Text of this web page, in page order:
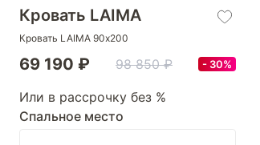
Кровать LAIMA
Кровать LAIMA 90х200
69 190 ₽ 98 850 ₽ 30%
Или в рассрочку без %
Спальное место